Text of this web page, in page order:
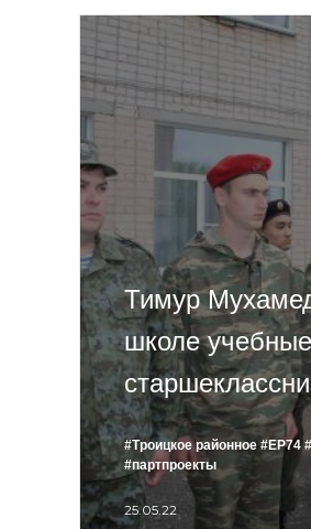
Тимур
школе
#Троицкое районное #ЕР74
#партпроекты
25.05.22